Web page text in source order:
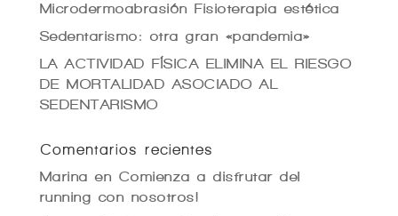
Microdermoabrasión Fisioterapia estética
Sedentarismo: otra gran «pandemia»
LA ACTIVIDAD FÍSICA ELIMINA EL RIESGO
DE MORTALIDAD ASOCIADO AL
SEDENTARISMO
Comentarios recientes
Marina en Comienza a disfrutar del
running con nosotros!